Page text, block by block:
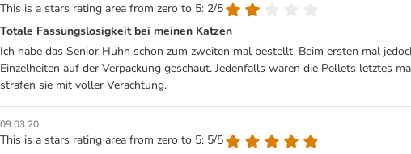
This is a stars rating area from zero to 5: 2/5
Totale Fassungslosigkeit bei meinen Katzen
Ich habe das Senior Huhn schon zum zweiten mal bestellt. Beim ersten mal
Einzelheiten auf der Verpackung geschaut. Jedenfalls waren die Pellets letztes
strafen sie mit voller Verachtung.
09.03.20
This is a stars rating area from zero to 5: 5/5